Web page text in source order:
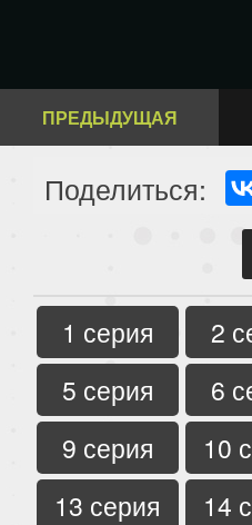
ПРЕДЫДУЩАЯ
Поделиться:
1 серия 2
5 серия
6
9 серия
10
13 серия
14